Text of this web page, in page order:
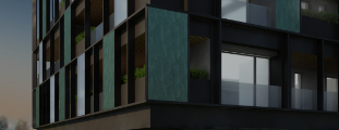
CASE HISTORY
NEWS
CONTATTI